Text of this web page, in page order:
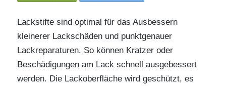
Lackstifte sind optimal für das Ausbessern
kleinerer Lackschäden und punktgenauer
Lackreparaturen. So können Kratzer oder
Beschädigungen am Lack schnell ausgebessert
werden. Die Lackoberfläche wird geschützt, es